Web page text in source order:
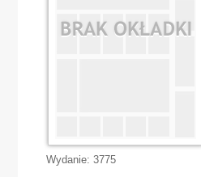
Wydanie: 3775